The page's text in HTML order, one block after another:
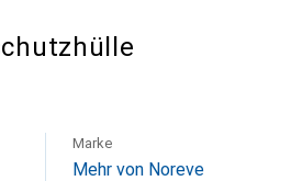
Marke
Mehr von Noreve